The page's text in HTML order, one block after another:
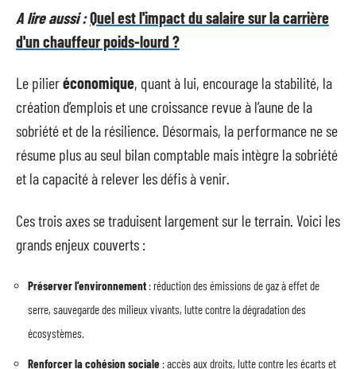
A lire aussi :Quel est l'impact du salaire sur la carrière
d'un chauffeur poids-lourd ?
Le pilieréconomique, quant à lui, encourage la stabilité, la
création d’emplois et une croissance revue à l’aune de la
sobriété et de la résilience. Désormais, la performance ne se
résume plus au seul bilan comptable mais intègre la sobriété
et la capacité à relever les défis à venir.
Ces trois axes se traduisent largement sur le terrain. Voici les
grands enjeux couverts :
Préserver l’environnement : réduction des émissions de gaz à effet de
serre, sauvegarde des milieux vivants, lutte contre la dégradation des
écosystèmes.
Renforcer la cohésion sociale : accès aux droits, lutte contre les écarts et